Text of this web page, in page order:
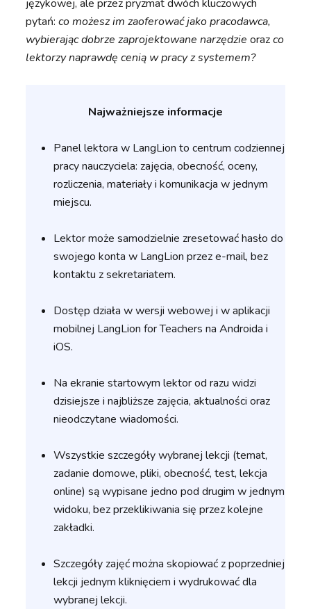
językowej, ale przez pryzmat dwóch kluczowych
pytań:co możesz im zaoferować jako pracodawca,
wybierając dobrze zaprojektowane narzędzie orazco
lektorzy naprawdę cenią w pracy z systemem?
Najważniejsze informacje
Panel lektora w LangLion to centrum codziennej
pracy nauczyciela: zajęcia, obecność, oceny,
rozliczenia, materiały i komunikacja w jednym
miejscu.
Lektor może samodzielnie zresetować hasło do
swojego konta w LangLion przez e-mail, bez
kontaktu z sekretariatem.
Dostęp działa w wersji webowej i w aplikacji
mobilnej LangLion for Teachers na Androida i
iOS.
Na ekranie startowym lektor od razu widzi
dzisiejsze i najbliższe zajęcia, aktualności oraz
nieodczytane wiadomości.
Wszystkie szczegóły wybranej lekcji (temat,
zadanie domowe, pliki, obecność, test, lekcja
online) są wypisane jedno pod drugim w jednym
widoku, bez przeklikiwania się przez kolejne
zakładki.
Szczegóły zajęć można skopiować z poprzedniej
lekcji jednym kliknięciem i wydrukować dla
wybranej lekcji.